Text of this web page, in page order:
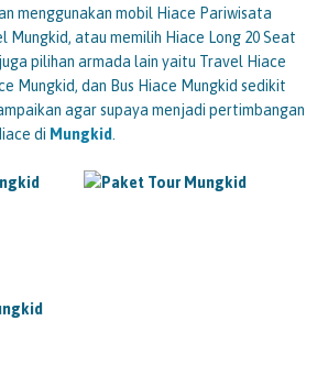
menggunakan mobil Hiace Pariwisata
Mungkid, atau memilih Hiace Long 20 Seat
pilihan armada lain yaitu Travel Hiace
Mungkid, dan Bus Hiace Mungkid sedikit
agar supaya menjadi pertimbangan
di Mungkid.